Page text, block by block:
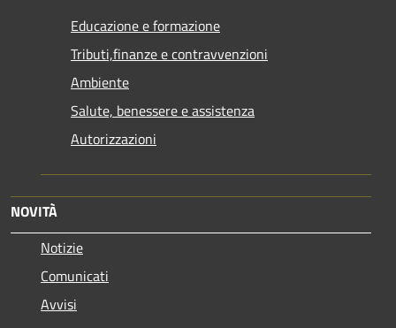
Educazione e formazione
Tributi,finanze e contravvenzioni
Ambiente
Salute, benessere e assistenza
Autorizzazioni
NOVITÀ
Notizie
Comunicati
Avvisi